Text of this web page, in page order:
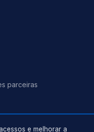
parceiras
e melhorar a